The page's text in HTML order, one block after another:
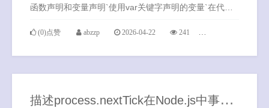
函数声明和变量声明`使用var关键字声明的变量`在代码
(0)点赞 abzzp 2026-04-22 241
描
述process.nextTick在Node.js中事件循环的执行顺序，以及其与微任务的关系